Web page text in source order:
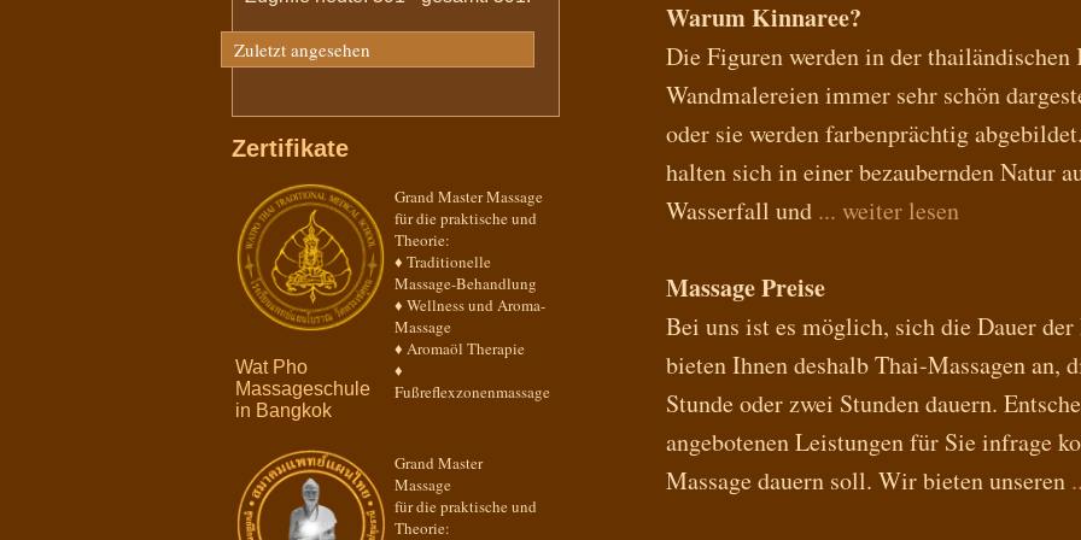
Warum Kinnaree?
Die Figuren werden in der thailändischen
Wandmalereien immer sehr schön
oder sie werden farbenprächtig
halten sich in einer bezaubernden Natur
Wasserfall und ... weiter lesen
Massage Preise
Bei uns ist es möglich, sich die Dauer
bieten Ihnen deshalb Thai-Massagen an,
Stunde oder zwei Stunden dauern.
angebotenen Leistungen für Sie infrage
Massage dauern soll. Wir bieten unseren
Zuletzt angesehen
Zertifikate
Wat Pho
Massageschule
in Bangkok
Grand Master Massage
für die praktische und
Theorie:
♦ Traditionelle
Massage-Behandlung
♦ Wellness und Aroma-
Massage
♦ Aromaöl Therapie
♦
Fußreflexzonenmassage
Grand Master
Massage
für die praktische und
Theorie: